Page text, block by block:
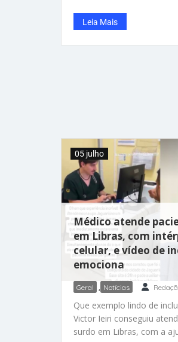
família. E fez a surpresa
pai jamais imaginaria.
Daniel para um encontro
Leia Mais
Médico atende
em Libras, com
celular, e vídeo de
emociona
05 julho
Geral , Notícias
Que exemplo lindo de
Victor Ieiri conseguiu
surdo em Libras, com a